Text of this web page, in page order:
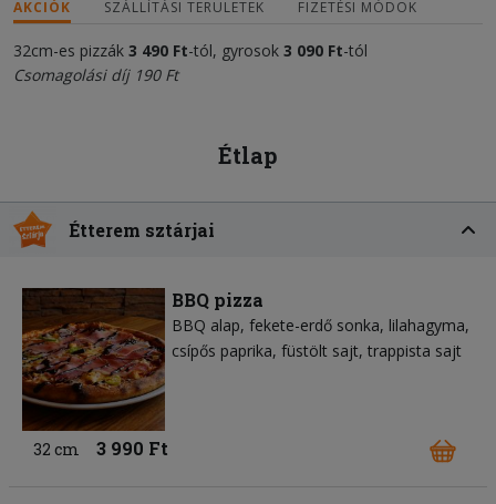
AKCIÓK SZÁLLÍTÁSI TERÜLETEK FIZETÉSI MÓDOK
32cm-es pizzák 3 490 Ft-tól, gyrosok 3 090 Ft-tól
Csomagolási díj 190 Ft
Étlap
Étterem sztárjai
BBQ pizza
BBQ alap fekete-erdő sonka lilahagyma
csípős paprika füstölt sajt trappista sajt
32 cm 3 990 Ft